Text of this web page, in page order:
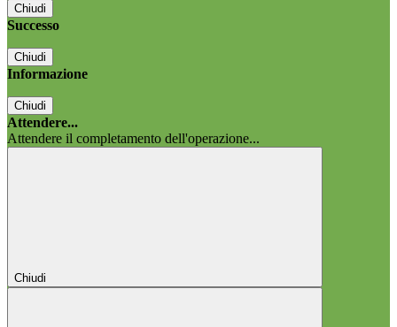
Chiudi
Successo
Chiudi
Informazione
Chiudi
Attendere...
Attendere il completamento dell'operazione...
Chiudi